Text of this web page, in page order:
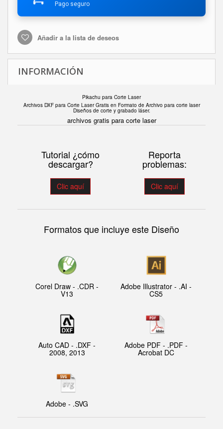
Pago seguro
Añadir a la lista de deseos
INFORMACIÓN
Pikachu para Corte Laser
Archivos DXF para Corte Laser Gratis en Formato de Archivo para corte laser
Diseños de corte y grabado láser.
archivos gratis para corte laser
Tutorial ¿cómo
descargar?
Clic aquí
Reporta
problemas:
Clic aquí
Formatos que incluye este Diseño
Corel Draw - .CDR -
V13
Adobe Illustrator - .AI -
CS5
Auto CAD - .DXF -
2008, 2013
Adobe PDF - .PDF -
Acrobat DC
Adobe - .SVG